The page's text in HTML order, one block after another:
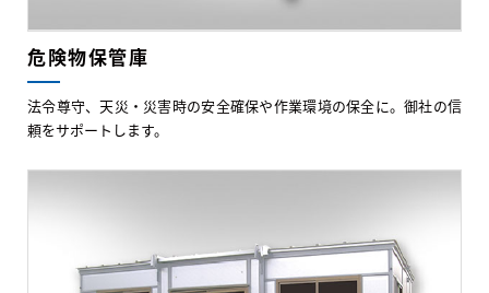
危険物保管庫
法令尊守、天災・災害時の安全確保や作業環境の保全に。御社の信
頼をサポートします。